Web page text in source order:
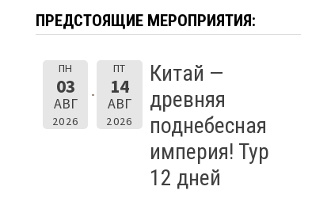
ПРЕДСТОЯЩИЕ МЕРОПРИЯТИЯ:
ПН
03
АВГ
2026
ПТ
14
АВГ
2026
Китай —
древняя
поднебесная
империя! Тур
12 дней